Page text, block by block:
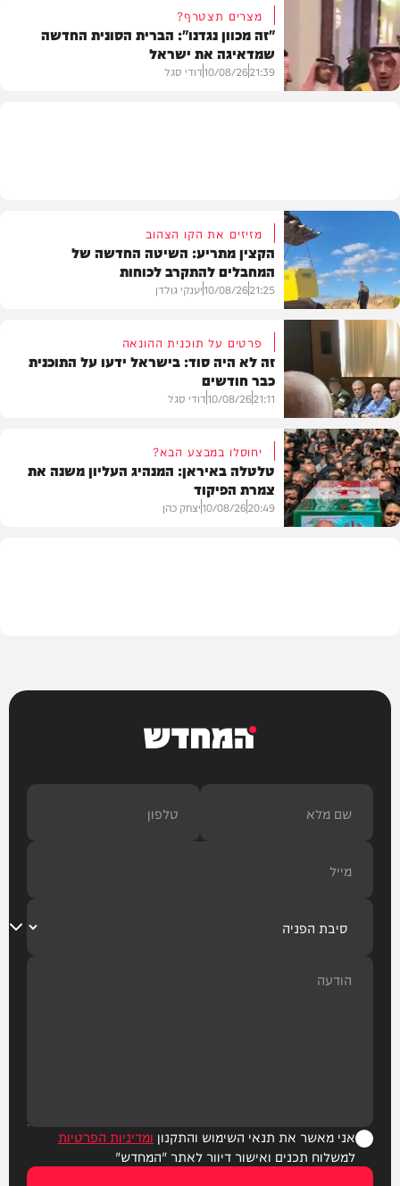
צבא וביטחון
מצרים תצטרף?
"זה מכוון נגדנו": הברית הסונית החדשה
שמדאיגה את ישראל
21:39
10/08/26דודי סגל
צבא וביטחון
מזיזים את הקו הצהוב
הקצין מתריע: השיטה החדשה של
המחבלים להתקרב לכוחות
21:25
10/08/26יענקי גולדן
צבא וביטחון
פרטים על תוכנית ההונאה
זה לא היה סוד: בישראל ידעו על התוכנית
כבר חודשים
21:11
10/08/26דודי סגל
יחוסלו במבצע הבא?
טלטלה באיראן: המנהיג העליון משנה את
צמרת הפיקוד
20:49
10/08/26יצחק כהן
המחדש
אני מאשר את תנאי השימוש והתקנון ומדיניות הפרטיות
למשלוח תכנים ואישור דיוור לאתר "המחדש"